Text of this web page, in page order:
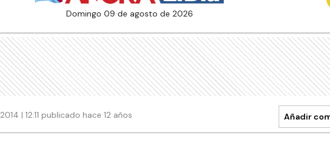
domingo 09 de agosto de 2026
| 12:11 publicado hace 12 años Añadir